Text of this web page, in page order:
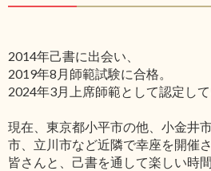
2014年己書に出会い、
2019年8月師範試験に合格。
2024年3月上席師範として認定して
現在、東京都小平市の他、小金井
市、立川市など近隣で幸座を開催
皆さんと、己書を通して楽しい時